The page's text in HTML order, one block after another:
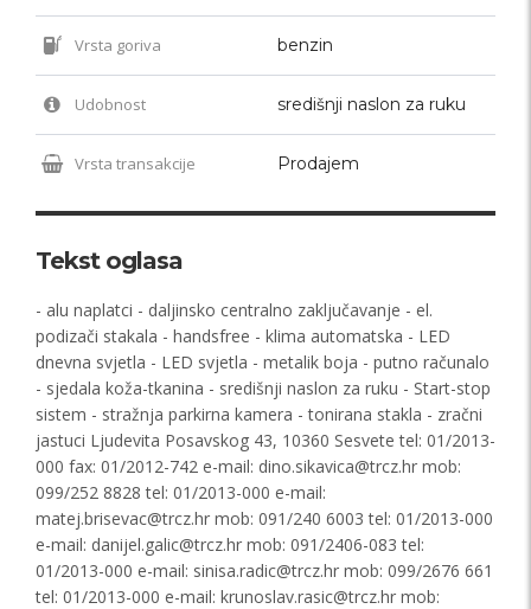
Vrsta goriva benzin
Udobnost središnji naslon za ruku
Vrsta transakcije Prodajem
Tekst oglasa
- alu naplatci - daljinsko centralno zaključavanje - el.
podizači stakala - handsfree - klima automatska - LED
dnevna svjetla - LED svjetla - metalik boja - putno računalo
- sjedala koža-tkanina - središnji naslon za ruku - Start-stop
sistem - stražnja parkirna kamera - tonirana stakla - zračni
jastuci Ljudevita Posavskog 43, 10360 Sesvete tel: 01/2013-
000 fax: 01/2012-742 e-mail: dino.sikavica@trcz.hr mob:
099/252 8828 tel: 01/2013-000 e-mail:
matej.brisevac@trcz.hr mob: 091/240 6003 tel: 01/2013-000
e-mail: danijel.galic@trcz.hr mob: 091/2406-083 tel:
01/2013-000 e-mail: sinisa.radic@trcz.hr mob: 099/2676 661
tel: 01/2013-000 e-mail: krunoslav.rasic@trcz.hr mob: